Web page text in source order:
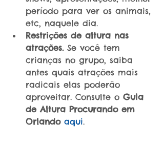
período para ver os animais,
etc, naquele dia.
Restrições de altura nas
atrações. Se você tem
crianças no grupo, saiba
antes quais atrações mais
radicais elas poderão
aproveitar. Consulte o Guia
de Altura Procurando em
Orlando aqui.